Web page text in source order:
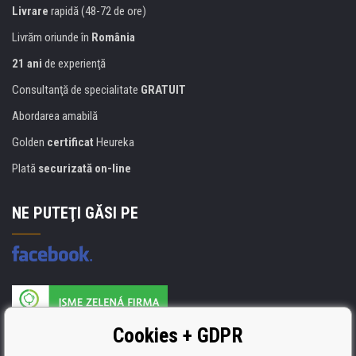
Livrare rapidă (48-72 de ore)
Livrăm oriunde în România
21 ani de experienţă
Consultanţă de specialitate GRATUIT
Abordarea amabilă
Golden certificat Heureka
Plată securizată on-line
NE PUTEŢI GĂSI PE
Producătorul umpluturii de rezervă este certificat
ISO 9001, ISO 14001 şi STMC.Cookies + GDPR